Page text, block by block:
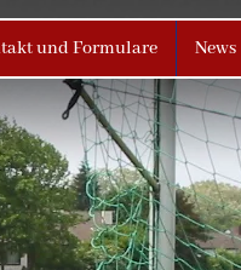
und Formulare News